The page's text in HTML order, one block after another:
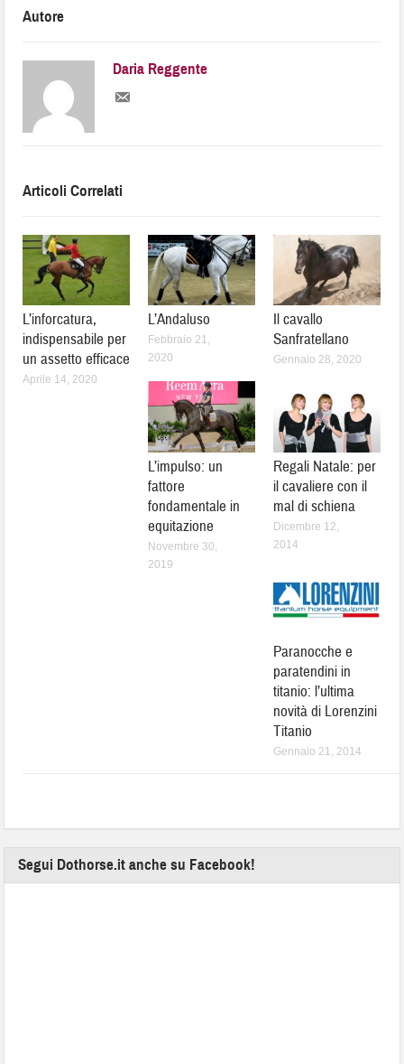
Autore
Daria Reggente
Articoli Correlati
L’inforcatura,
indispensabile per
un assetto efficace
Aprile 14, 2020
L’Andaluso
Febbraio 21,
2020
Il cavallo
Sanfratellano
Gennaio 28, 2020
L’impulso: un
fattore
fondamentale in
equitazione
Novembre 30,
2019
Regali Natale: per
il cavaliere con il
mal di schiena
Dicembre 12,
2014
Paranocche e
paratendini in
titanio: l’ultima
novità di Lorenzini
Titanio
Gennaio 21, 2014
Segui Dothorse.it anche su Facebook!